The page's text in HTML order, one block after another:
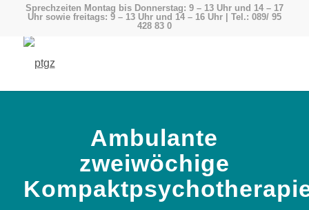
Sprechzeiten Montag bis Donnerstag: 9 – 13 Uhr und 14 – 17
Uhr sowie freitags: 9 – 13 Uhr und 14 – 16 Uhr | Tel.: 089/ 95
428 83 0
Ambulante
zweiwöchige